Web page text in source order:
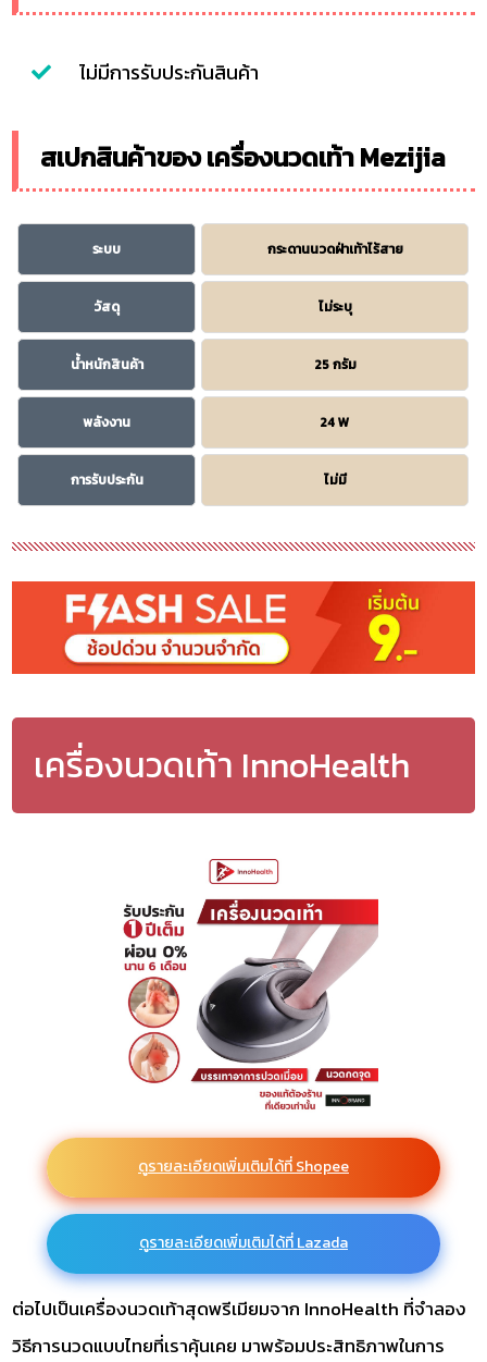
ไม่มีการรับประกันสินค้า
สเปกสินค้าของ เครื่องนวดเท้า Mezijia
ระบบ กระดานนวดฝ่าเท้าไร้สาย
วัสดุ ไม่ระบุ
น้ำหนักสินค้า 25 กรัม
พลังงาน 24 W
การรับประกัน ไม่มี
เครื่องนวดเท้า InnoHealth
ดูรายละเอียดเพิ่มเติมได้ที่ Shopee
ดูรายละเอียดเพิ่มเติมได้ที่ Lazada
ต่อไปเป็นเครื่องนวดเท้าสุดพรีเมียมจาก InnoHealth ที่จำลอง
วิธีการนวดแบบไทยที่เราคุ้นเคย มาพร้อมประสิทธิภาพในการ